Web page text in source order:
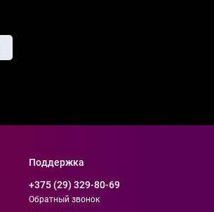
Поддержка
+375 (29) 329-80-69
Обратный звонок